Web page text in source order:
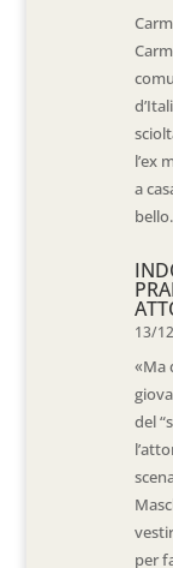
l’ex
a
13/
«Ma
del
per